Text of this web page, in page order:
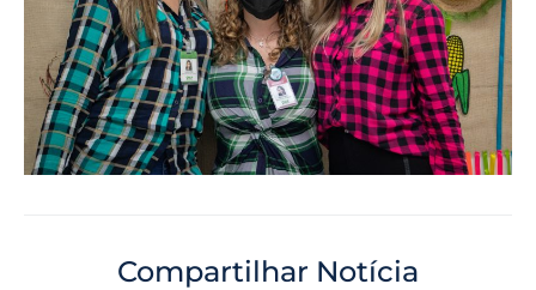
Compartilhar Notícia